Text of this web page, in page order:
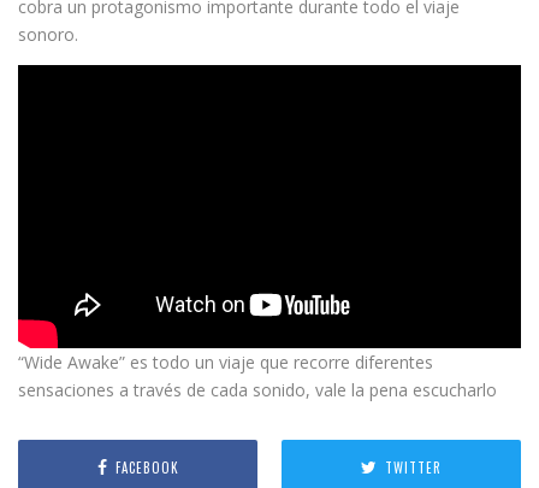
cobra un protagonismo importante durante todo el viaje
sonoro.
“Wide Awake” es todo un viaje que recorre diferentes
sensaciones a través de cada sonido, vale la pena escucharlo
FACEBOOK TWITTER